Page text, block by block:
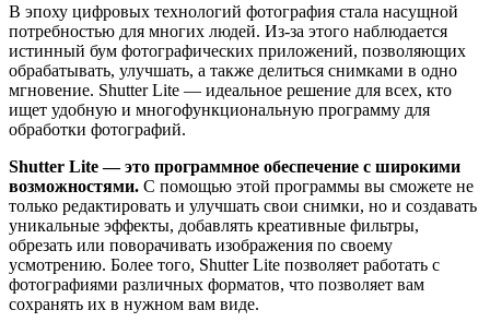
В эпоху цифровых технологий фотография стала насущной
потребностью для многих людей. Из-за этого наблюдается
истинный бум фотографических приложений, позволяющих
обрабатывать, улучшать, а также делиться снимками в одно
мгновение. Shutter Lite — идеальное решение для всех, кто
ищет удобную и многофункциональную программу для
обработки фотографий.
Shutter Lite — это программное обеспечение с широкими
возможностями. С помощью этой программы вы сможете не
только редактировать и улучшать свои снимки, но и создавать
уникальные эффекты, добавлять креативные фильтры,
обрезать или поворачивать изображения по своему
усмотрению. Более того, Shutter Lite позволяет работать с
фотографиями различных форматов, что позволяет вам
сохранять их в нужном вам виде.